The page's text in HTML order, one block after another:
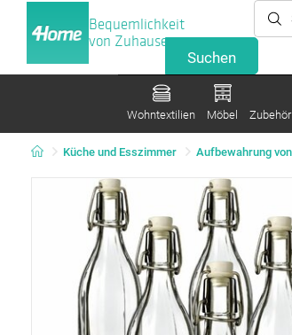
Bequemlichkeit
von Zuhause
Wohntextilien Möbel
Küche und Esszimmer Aufbewahrung